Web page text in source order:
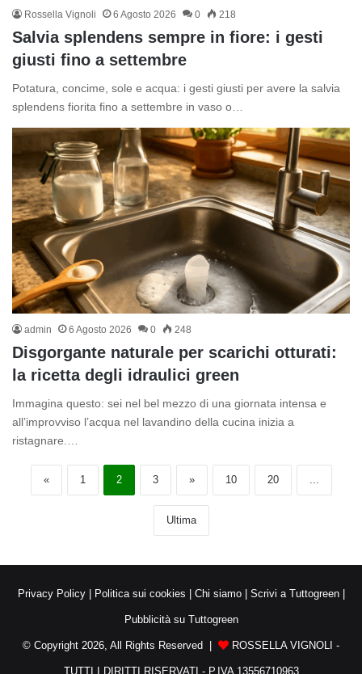
Rossella Vignoli 6 Agosto 2026 0 218
Salvia splendens sempre in fiore: i gesti
giusti fino a settembre
Potatura, concime, sole e acqua: i gesti giusti per avere la salvia
splendens fiorita fino a settembre in vaso o…
admin 6 Agosto 2026 0 248
Disgorgante naturale per scarichi otturati:
la ricetta degli idraulici green
Immagina questo: sei nel bel mezzo di una giornata intensa e
all’improvviso l’acqua nel lavandino della cucina inizia a
ristagnare.…
« 1 2 3 » 10 20
Ultima
Privacy Policy| Politica sui cookies | Chi siamo| Scrivi a Tuttogreen|
Pubblicità su Tuttogreen
© Copyright 2026, All Rights Reserved | ROSSELLA VIGNOLI -
TUTTI I DIRITTI RISERVATI - P.IVA 13556710963